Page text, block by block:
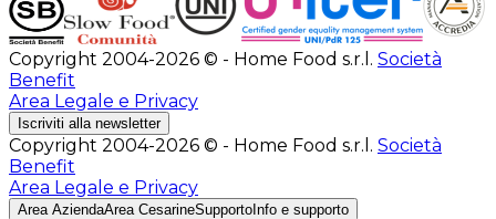
Copyright 2004-2026 © - Home Food s.r.l. Società
Benefit
Area Legale e Privacy
Iscriviti alla newsletter
Copyright 2004-2026 © - Home Food s.r.l. Società
Benefit
Area Legale e Privacy
Area AziendaArea CesarineSupporto Info e supporto